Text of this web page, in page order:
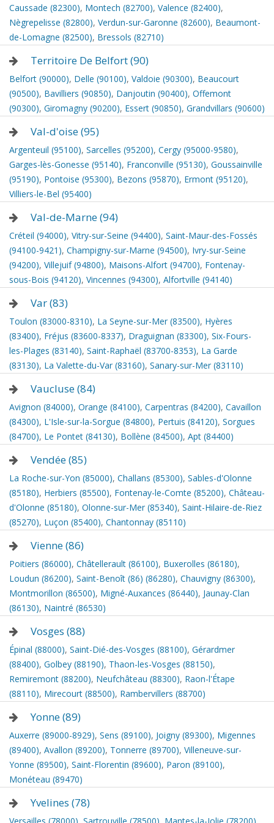
Caussade (82300), Montech (82700), Valence (82400),
Nègrepelisse (82800), Verdun-sur-Garonne (82600), Beaumont-
de-Lomagne (82500), Bressols (82710)
Territoire De Belfort (90)
Belfort (90000), Delle (90100), Valdoie (90300), Beaucourt
(90500), Bavilliers (90850), Danjoutin (90400), Offemont
(90300), Giromagny (90200), Essert (90850), Grandvillars (90600)
Val-d'oise (95)
Argenteuil (95100), Sarcelles (95200), Cergy (95000-9580),
Garges-lès-Gonesse (95140), Franconville (95130), Goussainville
(95190), Pontoise (95300), Bezons (95870), Ermont (95120),
Villiers-le-Bel (95400)
Val-de-Marne (94)
Créteil (94000), Vitry-sur-Seine (94400), Saint-Maur-des-Fossés
(94100-9421), Champigny-sur-Marne (94500), Ivry-sur-Seine
(94200), Villejuif (94800), Maisons-Alfort (94700), Fontenay-
sous-Bois (94120), Vincennes (94300), Alfortville (94140)
Var (83)
Toulon (83000-8310), La Seyne-sur-Mer (83500), Hyères
(83400), Fréjus (83600-8337), Draguignan (83300), Six-Fours-
les-Plages (83140), Saint-Raphaël (83700-8353), La Garde
(83130), La Valette-du-Var (83160), Sanary-sur-Mer (83110)
Vaucluse (84)
Avignon (84000), Orange (84100), Carpentras (84200), Cavaillon
(84300), L'Isle-sur-la-Sorgue (84800), Pertuis (84120), Sorgues
(84700), Le Pontet (84130), Bollène (84500), Apt (84400)
Vendée (85)
La Roche-sur-Yon (85000), Challans (85300), Sables-d'Olonne
(85180), Herbiers (85500), Fontenay-le-Comte (85200), Château-
d'Olonne (85180), Olonne-sur-Mer (85340), Saint-Hilaire-de-Riez
(85270), Luçon (85400), Chantonnay (85110)
Vienne (86)
Poitiers (86000), Châtellerault (86100), Buxerolles (86180),
Loudun (86200), Saint-Benoît (86) (86280), Chauvigny (86300),
Montmorillon (86500), Migné-Auxances (86440), Jaunay-Clan
(86130), Naintré (86530)
Vosges (88)
Épinal (88000), Saint-Dié-des-Vosges (88100), Gérardmer
(88400), Golbey (88190), Thaon-les-Vosges (88150),
Remiremont (88200), Neufchâteau (88300), Raon-l'Étape
(88110), Mirecourt (88500), Rambervillers (88700)
Yonne (89)
Auxerre (89000-8929), Sens (89100), Joigny (89300), Migennes
(89400), Avallon (89200), Tonnerre (89700), Villeneuve-sur-
Yonne (89500), Saint-Florentin (89600), Paron (89100),
Monéteau (89470)
Yvelines (78)